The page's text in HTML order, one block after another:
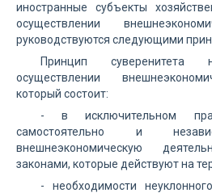
иностранные субъекты
осуществлении
руководствуются следующими
Принцип
осуществлении
который состоит:
- в исключительном
самостоятельно и
внешнеэкономическую
законами, которые действуют на
- необходимости